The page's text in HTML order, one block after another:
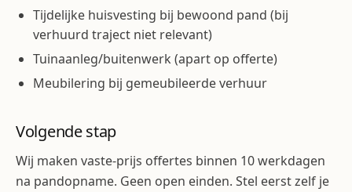
Tijdelijke huisvesting bij bewoond pand (bij
verhuurd traject niet relevant)
Tuinaanleg/buitenwerk (apart op offerte)
Meubilering bij gemeubileerde verhuur
Volgende stap
Wij maken vaste-prijs offertes binnen 10 werkdagen
na pandopname. Geen open einden. Stel eerst zelf je